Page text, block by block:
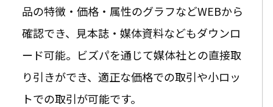
品の特徴・価格・属性のグラフなどWEBから
確認でき、見本誌・媒体資料などもダウンロ
ード可能。ビズパを通じて媒体社との直接取
り引きができ、適正な価格での取引や小ロッ
トでの取引が可能です。